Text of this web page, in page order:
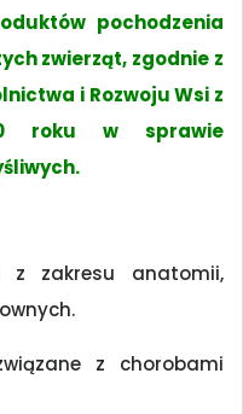
pochodzenia
zwierząt, zgodnie z
i Rozwoju Wsi z
roku w sprawie
z zakresu anatomii,
z chorobami